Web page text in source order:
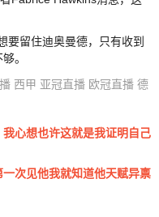
要留住迪奥曼德，只有收到
。
西甲 亚冠直播 欧冠直播 德
心想也许这就是我证明自己
次见他我就知道他天赋异禀